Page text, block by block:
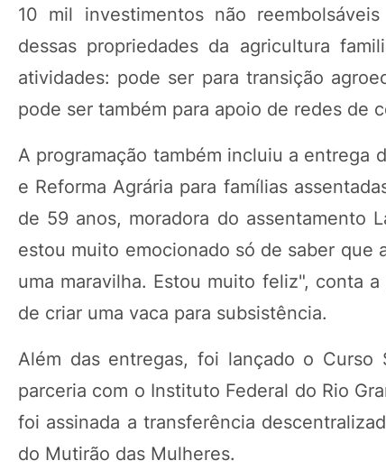
10 mil investimentos não
dessas propriedades da agricultura
atividades: pode ser para transição
pode ser também para apoio de redes de
A programação também incluiu a entrega
e Reforma Agrária para famílias
de 59 anos, moradora do assentamento
estou muito emocionado só de saber que
uma maravilha. Estou muito feliz", conta
de criar uma vaca para subsistência.
Além das entregas, foi lançado o Curso
parceria com o Instituto Federal do Rio
foi assinada a transferência
do Mutirão das Mulheres.